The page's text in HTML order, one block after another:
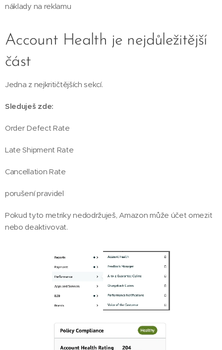
náklady na reklamu
Account Health je nejdůležitější
část
Jedna z nejkritičtějších sekcí.
Sleduješ zde:
Order Defect Rate
Late Shipment Rate
Cancellation Rate
porušení pravidel
Pokud tyto metriky nedodržuješ, Amazon může účet omezit
nebo deaktivovat.